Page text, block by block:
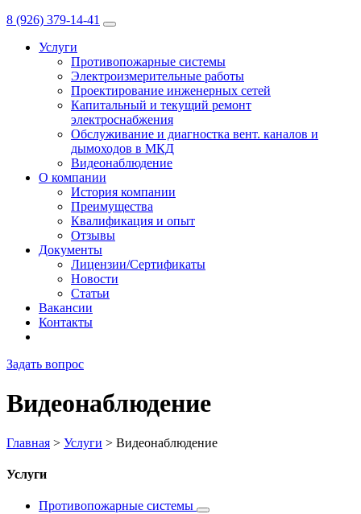
8 (926) 379-14-41
Услуги
Противопожарные системы
Электроизмерительные работы
Проектирование инженерных сетей
Капитальный и текущий ремонт
электроснабжения
Обслуживание и диагностка вент. каналов и
дымоходов в МКД
Видеонаблюдение
О компании
История компании
Преимущества
Квалификация и опыт
Отзывы
Документы
Лицензии/Сертификаты
Новости
Статьи
Вакансии
Контакты
Задать вопрос
Видеонаблюдение
Главная > Услуги > Видеонаблюдение
Услуги
Противопожарные системы